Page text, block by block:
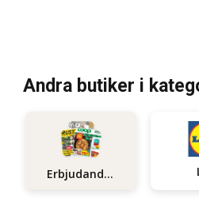
Andra butiker i
Erbjudanden